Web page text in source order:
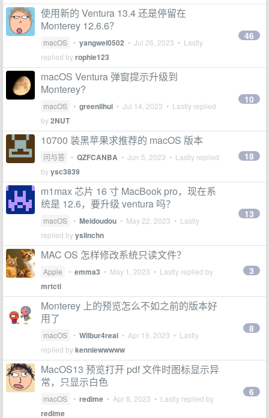
使用新的 Ventura 13.4 还是停留在
Monterey 12.6.6？
macOS • yangwei0502 • Jul 26, 2023 • Lastly
replied byrophie123
46
macOS Ventura 弹窗提示升级到
Monterey?
macOS • greenlihui • Jul 14, 2023 • Lastly replied
by2NUT
10
10700 装黑苹果求推荐的 macOS 版本
问与答 • QZFCANBA • Jun 5, 2023 • Lastly replied
byysc3839
18
m1max 芯片 16 寸 MacBook pro，现在系
统是 12.6，要升级 ventura 吗？
macOS • Meidoudou • May 22, 2023 • Lastly
replied byyslinchn
13
MAC OS 怎样修改系统只读文件？
Apple • emma3 • May 1, 2023 • Lastly replied by
mrtctl
3
Monterey 上的预览怎么不如之前的版本好
用了
macOS • Wilbur4real • Apr 19, 2023 • Lastly
replied bykenniewwwww
8
MacOS13 预览打开 pdf 文件时图标显示异
常，只显示白色
macOS • redime • Apr 8, 2023 • Lastly replied by
redime
6